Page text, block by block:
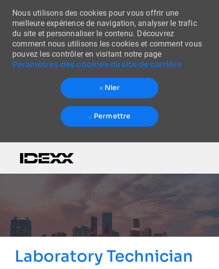
Nous utilisons des cookies pour vous offrir une
meilleure expérience de navigation, analyser le trafic
du site et personnaliser le contenu. Découvrez
comment nous utilisons les cookies et comment vous
pouvez les contrôler en visitant notre page
Paramètres des cookies du site de carrière
Nier
Permettre
Laboratory Technician